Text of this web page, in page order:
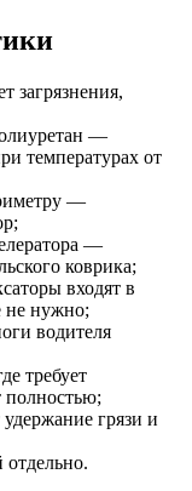
загрязнения,
—
температурах от
—
—
коврика;
входят в
не нужно;
водителя
требует
полностью;
грязи и